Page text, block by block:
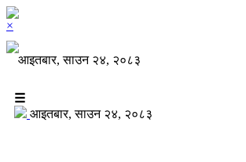
×
आइतबार, साउन २४, २०८३
☰
आइतबार, साउन २४, २०८३